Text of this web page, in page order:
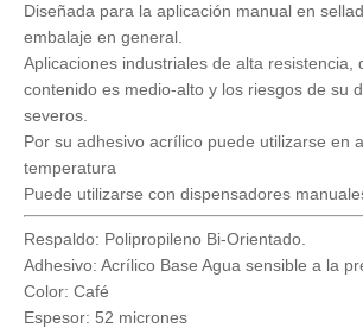
Diseñada para la aplicación manual en
embalaje en general.
Aplicaciones industriales de alta resistencia,
contenido es medio-alto y los riesgos de su
severos.
Por su adhesivo acrílico puede utilizarse en
temperatura
Puede utilizarse con dispensadores
Respaldo: Polipropileno Bi-Orientado.
Adhesivo: Acrílico Base Agua sensible a la
Color: Café
Espesor: 52 micrones